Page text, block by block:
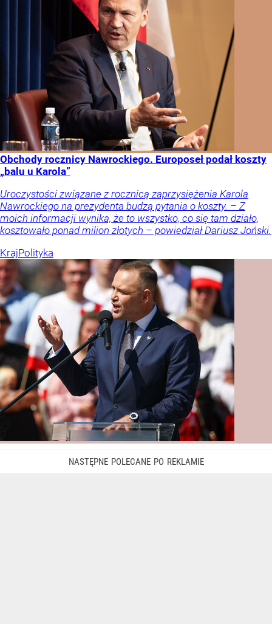
Obchody rocznicy Nawrockiego. Europoseł podał koszty
„balu u Karola”
Uroczystości związane z rocznicą zaprzysiężenia Karola
Nawrockiego na prezydenta budzą pytania o koszty. – Z
moich informacji wynika, że to wszystko, co się tam działo,
kosztowało ponad milion złotych – powiedział Dariusz Joński.
KrajPolityka